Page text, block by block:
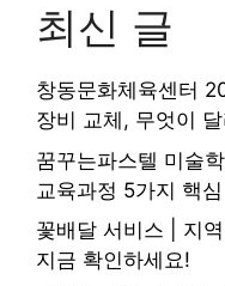
최신 글
창동문화체육센터
장비 교체, 무엇이
꿈꾸는파스텔 미술
교육과정 5가지 핵심
꽃배달 서비스 | 지
지금 확인하세요!